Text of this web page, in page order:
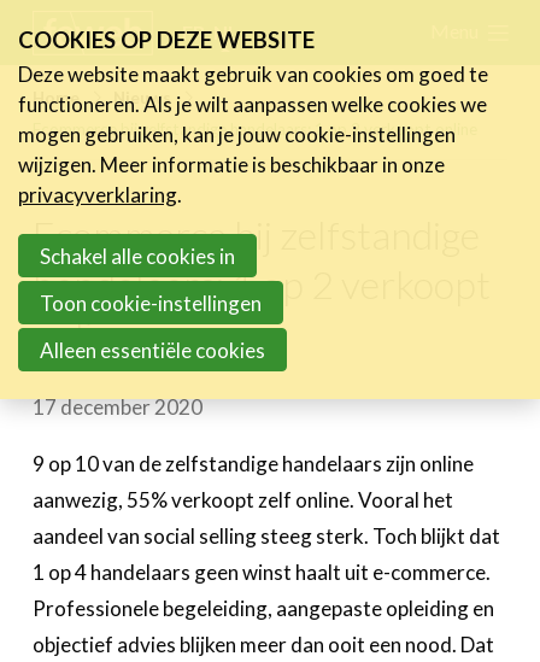
links
Jump
to
navigation
to
main
content
FR NL
Home
Nieuws
Ecommerce bij zelfstandige handelaars: 1 op 2 verkoopt online
Ecommerce bij zelfstandige
handelaars: 1 op 2 verkoopt
online
17 december 2020
9 op 10 van de zelfstandige handelaars zijn online
aanwezig, 55% verkoopt zelf online. Vooral het
aandeel van social selling steeg sterk. Toch blijkt dat
1 op 4 handelaars geen winst haalt uit e-commerce.
Professionele begeleiding, aangepaste opleiding en
objectief advies blijken meer dan ooit een nood. Dat
Nieuws
Nieuwsberichten
FeWeb Videos
Jobs in de sector
Activiteiten
Cases
Toolbox
Bedrijvenzoeker
Over FeWeb
Lid worden Zoeken
COOKIES OP DEZE WEBSITE
Deze website maakt gebruik van cookies om goed te
functioneren. Als je wilt aanpassen welke cookies we
mogen gebruiken, kan je jouw cookie-instellingen
wijzigen. Meer informatie is beschikbaar in onze
privacyverklaring.
Schakel alle cookies in
Toon cookie-instellingen
Alleen essentiële cookies